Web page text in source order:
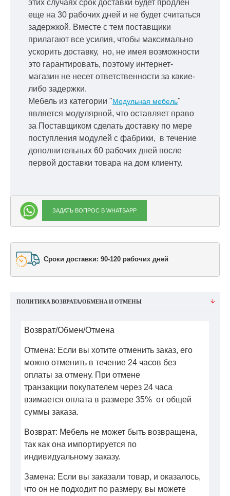
этих случаях срок доставки будет продлен
еще на 30 рабочих дней и не будет считаться
задержкой. Вместе с тем поставщики
прилагают все усилия, чтобы максимально
ускорить доставку, но, не имея возможности
это гарантировать, поэтому интернет-
магазин не несет ответственности за какие-
либо задержки.
Мебель из категории "Модульная мебель"
является модулярной, что оставляет право
за Поставщиком сделать доставку по мере
поступления модулей с фабрики, в течение
дополнительных 60 рабочих дней после
первой доставки товара на дом клиенту.
ЗАДАТЬ ВОПРОС В WHATSAPP
Сроки доставки: 90-120 рабочих дней
ПОЛИТИКА ВОЗВРАТА/ОБМЕНА И ОТМЕНЫ
Возврат/Обмен/Отмена
Отмена: Если вы хотите отменить заказ, его
можно отменить в течение 24 часов без
оплаты за отмену. При отмене
транзакции покупателем через 24 часа
взимается оплата в размере 35% от общей
суммы заказа.
Возврат: Мебель не может быть возвращена,
так как она импортируется по
индивидуальному заказу.
Замена: Если вы заказали товар, и оказалось,
что он не подходит по размеру, вы можете